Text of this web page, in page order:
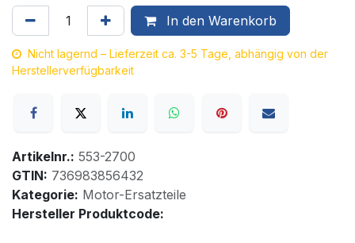
In den Warenkorb
Nicht lagernd – Lieferzeit ca. 3-5 Tage, abhängig von der
Herstellerverfügbarkeit
Artikelnr.: 553-2700
GTIN: 736983856432
Kategorie: Motor-Ersatzteile
Hersteller Produktcode: